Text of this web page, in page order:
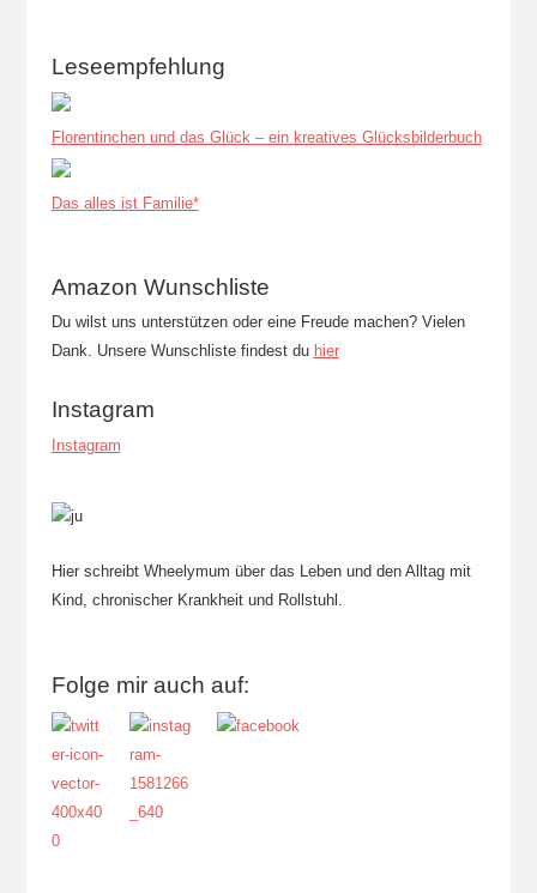
Leseempfehlung
Florentinchen und das Glück – ein kreatives Glücksbilderbuch
Das alles ist Familie*
Amazon Wunschliste
Du wilst uns unterstützen oder eine Freude machen? Vielen
Dank. Unsere Wunschliste findest du hier
Instagram
Instagram
Hier schreibt Wheelymum über das Leben und den Alltag mit
Kind, chronischer Krankheit und Rollstuhl.
Folge mir auch auf: